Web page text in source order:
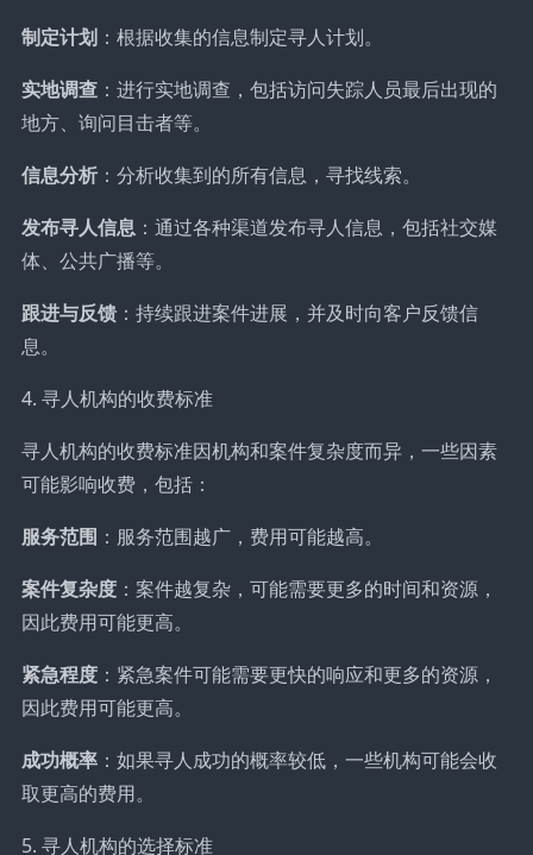
制定计划：根据收集的信息制定寻人计划。
实地调查：进行实地调查，包括访问失踪人员最后出现的
地方、询问目击者等。
信息分析：分析收集到的所有信息，寻找线索。
发布寻人信息：通过各种渠道发布寻人信息，包括社交媒
体、公共广播等。
跟进与反馈：持续跟进案件进展，并及时向客户反馈信
息。
4. 寻人机构的收费标准
寻人机构的收费标准因机构和案件复杂度而异，一些因素
可能影响收费，包括：
服务范围 ：服务范围越广，费用可能越高。
案件复杂度：案件越复杂，可能需要更多的时间和资源，
因此费用可能更高。
紧急程度：紧急案件可能需要更快的响应和更多的资源，
因此费用可能更高。
成功概率：如果寻人成功的概率较低，一些机构可能会收
取更高的费用。
5. 寻人机构的选择标准